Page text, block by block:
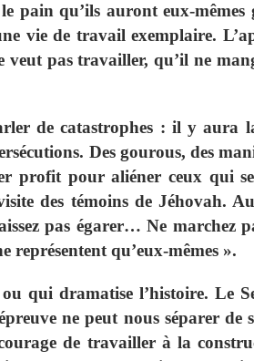
pain qu’ils auront eux-mêmes
vie de travail exemplaire.
veut pas travailler, qu’il ne
de catastrophes : il y aura
Des gourous, des
profit pour aliéner ceux qui
des témoins de Jéhovah.
pas égarer… Ne marchez
qu’eux-mêmes ».
qui dramatise l’histoire. Le
ne peut nous séparer de
de travailler à la